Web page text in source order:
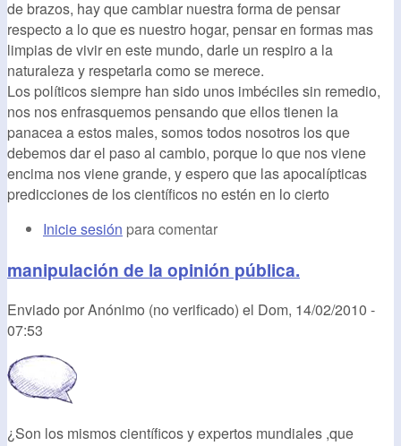
de brazos, hay que cambiar nuestra forma de pensar
respecto a lo que es nuestro hogar, pensar en formas mas
limpias de vivir en este mundo, darle un respiro a la
naturaleza y respetarla como se merece.
Los políticos siempre han sido unos imbéciles sin remedio,
nos nos enfrasquemos pensando que ellos tienen la
panacea a estos males, somos todos nosotros los que
debemos dar el paso al cambio, porque lo que nos viene
encima nos viene grande, y espero que las apocalípticas
predicciones de los científicos no estén en lo cierto
Inicie sesión para comentar
manipulación de la opinión pública.
Enviado porAnónimo (no verificado) el Dom, 14/02/2010 -
07:53
¿Son los mismos científicos y expertos mundiales ,que